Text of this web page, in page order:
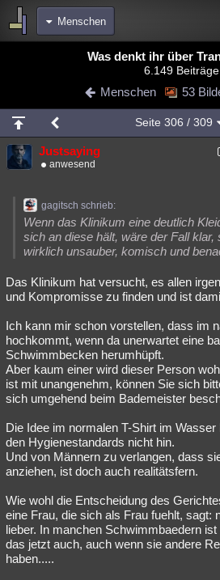
Menschen
Blogs
Chat Wiki Neuigkeiten
meine Rubriken
Menschen Wissenschaft
Natur Umfragen Unterhaltung
weitere Rubriken
Astronomie Helpdesk Gruppen
Musik Clash Verbesserungen
Übersichten
Besucht Teilgenommen Alle
Was denkt ihr über
6.149 Beiträge
Menschen 53
Seite 306 / 309
Justsaying
anwesend
gagitsch schrieb:
Wenn das Klinikum eine deutlich
sich an diese hält, wäre der Fall klar,
wirklich unsauber, komisch und
Das Klinikum hat versucht, es allen
und Kompromisse zu finden und ist
Ich kann mir schon vorstellen, dass im
hochkommt, wenn da unerwartet eine
Schwimmbecken herumhüpft.
Aber kaum einer wird dieser Person
ist mit unangenehm, können Sie sich
sich umgehend beim Bademeister
Die Idee im normalen T-Shirt im
den Hygienestandards nicht hin.
Und von Männern zu verlangen, dass
anziehen, ist doch auch realitätsfern.
Wie wohl die Entscheidung des
eine Frau, die sich als Frau fuehlt, sagt:
lieber. In manchen Schwimmbaedern
das jetzt auch, auch wenn sie andere
haben.....